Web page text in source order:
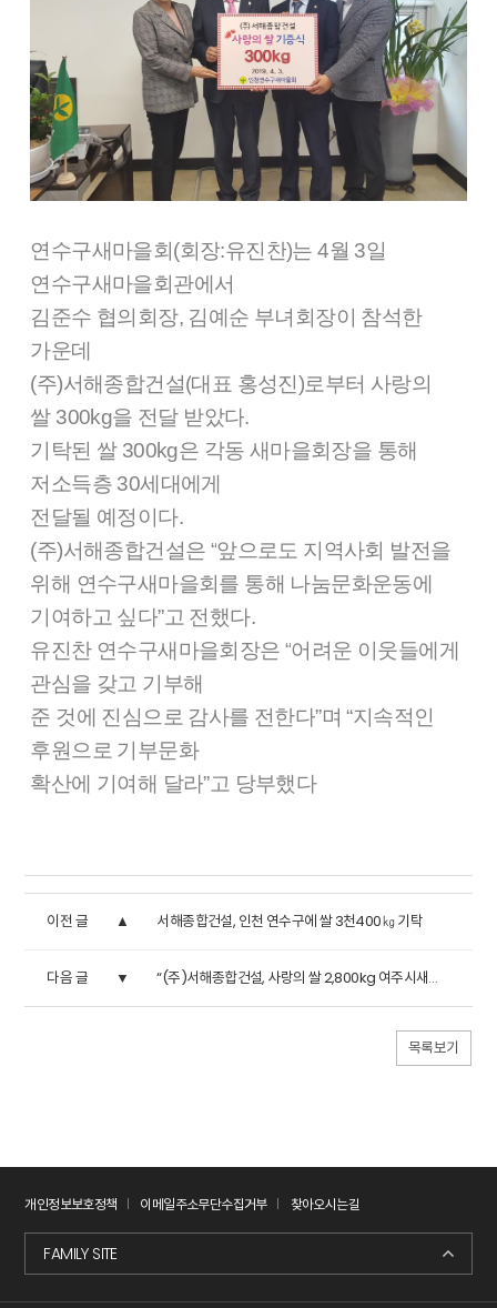
연수구새마을회 (회장:유진찬)는4월 3일
연수구새마을회관에서
김준수 협의회장, 김예순 부녀회장이 참석한
가운데
(주)서해종합건설(대표 홍성진)로부터 사랑의
쌀 300kg을 전달 받았다.
기탁된 쌀 300kg은 각동 새마을회장을 통해
저소득층 30세대에게
전달될 예정이다.
(주)서해종합건설은 “앞으로도 지역사회 발전을
위해 연수구새마을회를 통해 나눔문화운동에
기여하고 싶다”고 전했다.
유진찬 연수구새마을회장은“어려운 이웃들에게
관심을 갖고 기부해
준 것에 진심으로 감사를 전한다”며“지속적인
후원으로 기부문화
확산에 기여해 달라”고 당부했다
이전 글 서해종합건설, 인천 연수구에 쌀 3천400㎏ 기탁
다음 글 “(주)서해종합건설, 사랑의 쌀 2,800kg 여주시새마을회에 기탁”
목록보기
개인정보보호정책 이메일주소무단수집거부 찾아오시는길
씨사이드아덴
FAMILY SITE